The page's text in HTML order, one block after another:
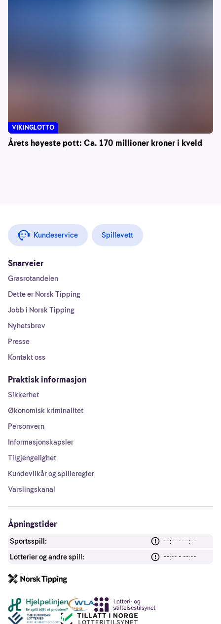
Årets høyeste pott: Ca. 170 millioner kroner i kveld
VIKINGLOTTO
Kundeservice Spillevett
Snarveier
Grasrotandelen
Dette er Norsk Tipping
Jobb i Norsk Tipping
Nyhetsbrev
Presse
Kontakt oss
Praktisk informasjon
Sikkerhet
Økonomisk kriminalitet
Personvern
Informasjonskapsler
Tilgjengelighet
Kundevilkår og spilleregler
Varslingskanal
Åpningstider
Sportsspill:
--:-- - --:--
Lotterier og andre spill:
--:-- - --:--
Andre lenker